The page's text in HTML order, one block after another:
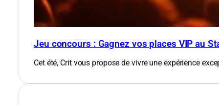
Jeu concours : Gagnez vos places VIP au
Cet été, Crit vous propose de vivre une expérience